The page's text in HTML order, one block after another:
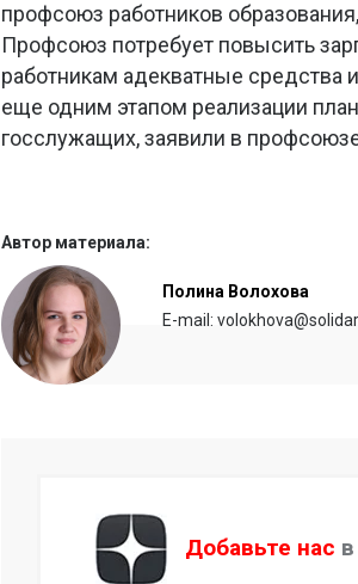
профсоюз работников
Профсоюз потребует повысить
работникам адекватные
еще одним этапом реализации
госслужащих, заявили в
Автор материала:
Полина Волохова
E-mail:
Добавьте нас в